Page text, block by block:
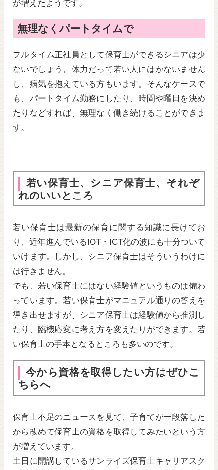
が増えたようです。
無理なくパートタイムで
フルタイム正社員として保育士ができるシニアは少
ないでしょう。体力だって若い人にはかないません
し、病気を抱えている方もいます。そんなケースで
も、パートタイム勤務にしたり、時間や曜日を決め
たりなどすれば、無理なく働き続けることができま
す。
若い保育士、シニア保育士、それぞ
れのいいところ
若い保育士は最新の保育に関する知識に長けてお
り、近年進んでいるIOT・ICT化の波にも十分ついて
いけます。しかし、シニア保育士はそういうわけに
は行きません。
でも、若い保育士にはない経験値というものは備わ
っています。若い保育士がマニュアル通りの答えを
導き出せますが、シニア保育士は経験値から推測し
たり、臨機応変に考え方を変えたりができます。若
い保育士の手本となるところも多いのです。
今から資格を取得したい方はぜひこ
ちらへ
保育士不足のニュースを見て、子育てが一段落した
から改めて保育士の資格を取得してみたいという方
が増えています。
土日に開講しているサンライズ保育士キャリアスク